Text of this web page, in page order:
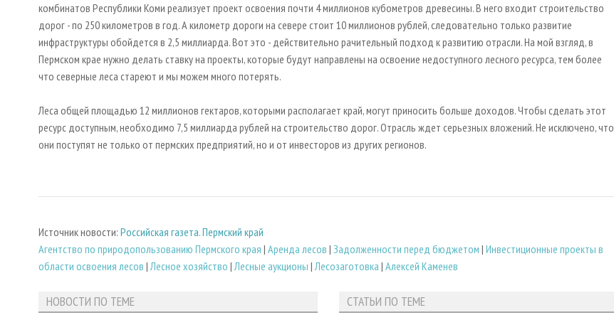
комбинатов Республики Коми реализует проект освоения почти 4 миллионов кубометров древесины. В него входит строительство
дорог - по 250 километров в год. А километр дороги на севере стоит 10 миллионов рублей, следовательно только развитие
инфраструктуры обойдется в 2,5 миллиарда. Вот это - действительно рачительный подход к развитию отрасли. На мой взгляд, в
Пермском крае нужно делать ставку на проекты, которые будут направлены на освоение недоступного лесного ресурса, тем более
что северные леса стареют и мы можем много потерять.
Леса общей площадью 12 миллионов гектаров, которыми располагает край, могут приносить больше доходов. Чтобы сделать этот
ресурс доступным, необходимо 7,5 миллиарда рублей на строительство дорог. Отрасль ждет серьезных вложений. Не исключено, что
они поступят не только от пермских предприятий, но и от инвесторов из других регионов.
Источник новости: Российская газета. Пермский край
Агентство по природопользованию Пермского края | Аренда лесов | Задолженности перед бюджетом | Инвестиционные проекты в
области освоения лесов | Лесное хозяйство | Лесные аукционы | Лесозаготовка | Алексей Каменев
НОВОСТИ ПО ТЕМЕ СТАТЬИ ПО ТЕМЕ